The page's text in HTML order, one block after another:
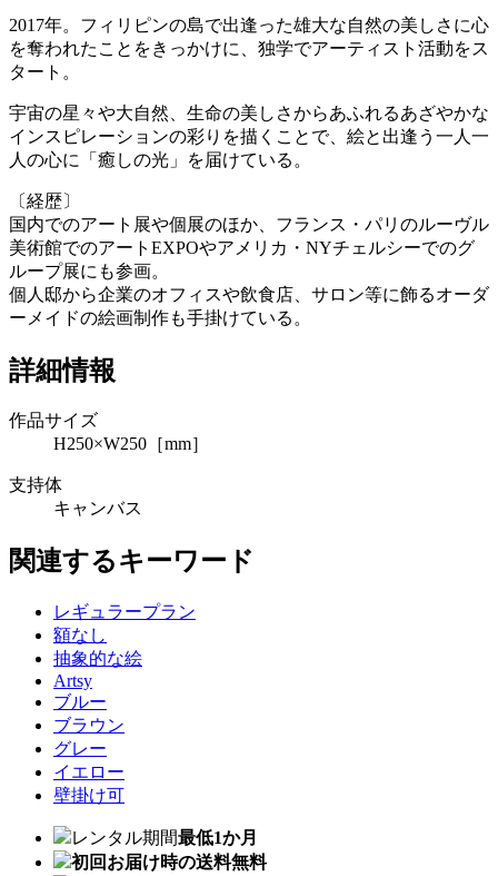
2017年。フィリピンの島で出逢った雄大な自然の美しさに心
を奪われたことをきっかけに、独学でアーティスト活動をス
タート。
宇宙の星々や大自然、生命の美しさからあふれるあざやかな
インスピレーションの彩りを描くことで、絵と出逢う一人一
人の心に「癒しの光」を届けている。
〔経歴〕
国内でのアート展や個展のほか、フランス・パリのルーヴル
美術館でのアートEXPOやアメリカ・NYチェルシーでのグ
ループ展にも参画。
個人邸から企業のオフィスや飲食店、サロン等に飾るオーダ
ーメイドの絵画制作も手掛けている。
詳細情報
作品サイズ
H250×W250［mm］
支持体
キャンバス
関連するキーワード
レギュラープラン
額なし
抽象的な絵
Artsy
ブルー
ブラウン
グレー
イエロー
壁掛け可
レンタル期間最低1か月
初回お届け時の送料無料